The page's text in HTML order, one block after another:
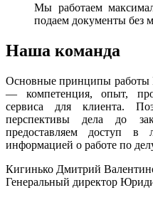
Мы работаем
подаем документы без
Наша команда
Основные принципы
— компетенция, опыт,
сервиса для клиента.
перспективы дела до
предоставляем доступ
информацией о работе по
Кигинько Дмитрий
Генеральный директор